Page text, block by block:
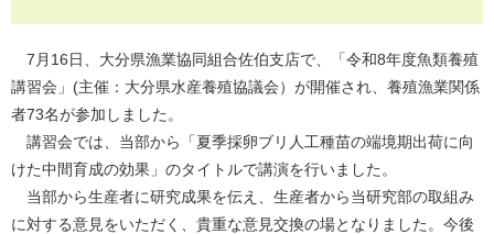
7月16日、大分県漁業協同組合佐伯支店で、「令和8年度魚類養殖
講習会」(主催：大分県水産養殖協議会）が開催され、養殖漁業関係
者73名が参加しました。
講習会では、当部から「夏季採卵ブリ人工種苗の端境期出荷に向
けた中間育成の効果」のタイトルで講演を行いました。
当部から生産者に研究成果を伝え、生産者から当研究部の取組み
に対する意見をいただく、貴重な意見交換の場となりました。今後